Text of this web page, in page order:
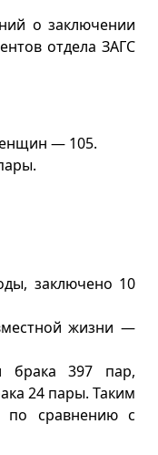
о заключении
отдела ЗАГС
— 105.
заключено 10
жизни —
брака 397 пар,
24 пары. Таким
по сравнению с